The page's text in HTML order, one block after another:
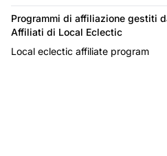
Programmi di affiliazione gestiti
Affiliati di Local Eclectic
Local eclectic affiliate program